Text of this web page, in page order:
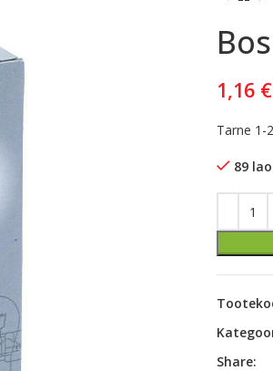
1,16 €
Tarne 1-
89
Share: